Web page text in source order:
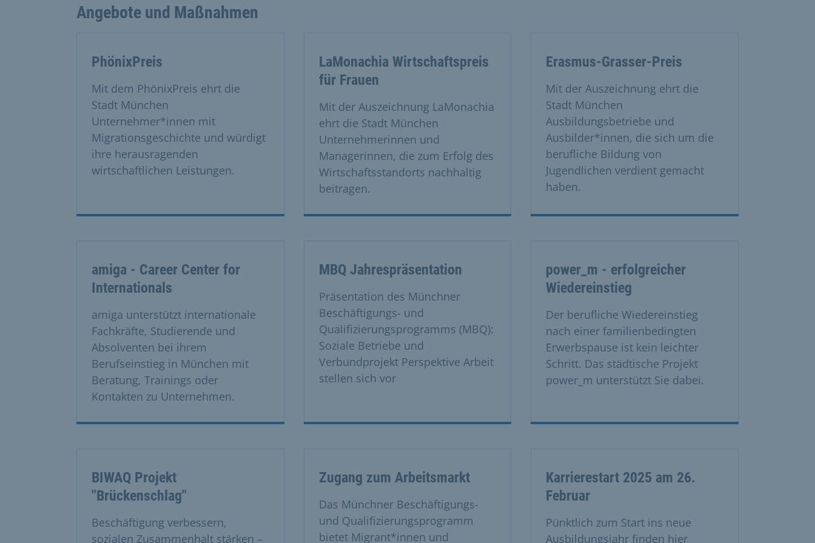
Angebote und Maßnahmen
PhönixPreis
Mit dem PhönixPreis ehrt die
Stadt München
Unternehmer*innen mit
Migrationsgeschichte und würdigt
ihre herausragenden
wirtschaftlichen Leistungen.
LaMonachia Wirtschaftspreis
für Frauen
Mit der Auszeichnung LaMonachia
ehrt die Stadt München
Unternehmerinnen und
Managerinnen, die zum Erfolg des
Wirtschaftsstandorts nachhaltig
beitragen.
Erasmus-Grasser-Preis
Mit der Auszeichnung ehrt die
Stadt München
Ausbildungsbetriebe und
Ausbilder*innen, die sich um die
berufliche Bildung von
Jugendlichen verdient gemacht
haben.
amiga - Career Center for
Internationals
amiga unterstützt internationale
Fachkräfte, Studierende und
Absolventen bei ihrem
Berufseinstieg in München mit
Beratung, Trainings oder
Kontakten zu Unternehmen.
MBQ Jahrespräsentation
Präsentation des Münchner
Beschäftigungs- und
Qualifizierungsprogramms (MBQ):
Soziale Betriebe und
Verbundprojekt Perspektive Arbeit
stellen sich vor
power_m - erfolgreicher
Wiedereinstieg
Der berufliche Wiedereinstieg
nach einer familienbedingten
Erwerbspause ist kein leichter
Schritt. Das städtische Projekt
power_m unterstützt Sie dabei.
BIWAQ Projekt
"Brückenschlag"
Beschäftigung verbessern,
sozialen Zusammenhalt stärken –
Zugang zum Arbeitsmarkt
Das Münchner Beschäftigungs-
und Qualifizierungsprogramm
bietet Migrant*innen und
Karrierestart 2025 am 26.
Februar
Pünktlich zum Start ins neue
Ausbildungsjahr finden hier